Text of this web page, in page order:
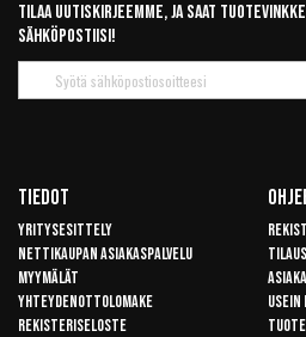
Tilaa uutiskirjeemme, ja saat
sähköpostiisi!
uutiskirje
Tiedot
Yritysesittely
Nettikaupan asiakaspalvelu
Myymälät
Yhteydenottolomake
Rekisteriseloste